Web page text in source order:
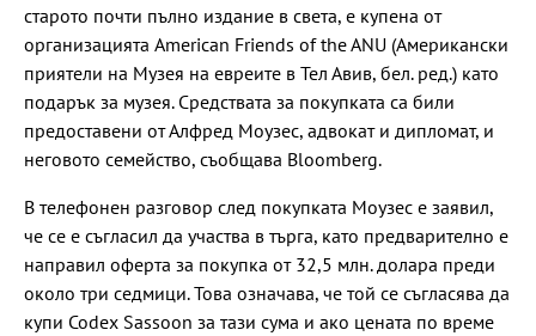
старото почти пълно издание в света, е купена от
организацията American Friends of the ANU (Американски
приятели на Музея на евреите в Тел Авив, бел. ред.) като
подарък за музея. Средствата за покупката са били
предоставени от Алфред Моузес, адвокат и дипломат, и
неговото семейство, съобщава Bloomberg.
В телефонен разговор след покупката Моузес е заявил,
че се е съгласил да участва в търга, като предварително е
направил оферта за покупка от 32,5 млн. долара преди
около три седмици. Това означава, че той се съгласява да
купи Codex Sassoon за тази сума и ако цената по време